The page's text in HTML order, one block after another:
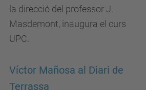
la direcció del professor J.
Masdemont, inaugura el curs
UPC.
Víctor Mañosa al Diari de
Terrassa